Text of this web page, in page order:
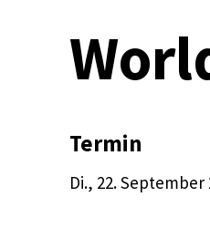
Termin
Di., 22. September